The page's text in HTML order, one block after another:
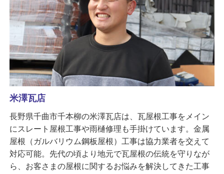
米澤瓦店
長野県千曲市千本柳の米澤瓦店は、瓦屋根工事をメイン
にスレート屋根工事や雨樋修理も手掛けています。金属
屋根（ガルバリウム鋼板屋根）工事は協力業者を交えて
対応可能。先代の頃より地元で瓦屋根の伝統を守りなが
ら、お客さまの屋根に関するお悩みを解決してきた工事